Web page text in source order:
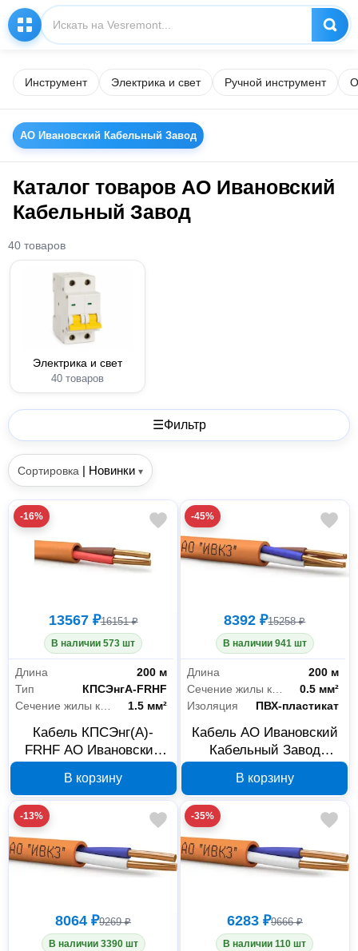
Инструмент Электрика и свет Ручной инструмент
АО Ивановский Кабельный Завод
Каталог товаров АО Ивановский
Кабельный Завод
40 товаров
Электрика и свет
40 товаров
☰Фильтр
Сортировка | Новинки ▾
-16%
13567 ₽16151 ₽
В наличии 573 шт
Длина
200 м
Тип
КПСЭнгА-FRHF
1.5 мм²
Кабель КПСЭнг(А)-
FRHF АО Ивановский
1x2х1,5 200 м 00-
00026184
В корзину
-45%
8392 ₽15258 ₽
В наличии 941 шт
Длина
200 м
Сечение жилы кабеля
0.5 мм²
Изоляция
ПВХ-пластикат
Кабель АО Ивановский
Кабельный Завод
бухта 200 м 00-
00039260
В корзину
-13%
8064 ₽9269 ₽
В наличии 3390 шт
-35%
6283 ₽9666 ₽
В наличии 110 шт